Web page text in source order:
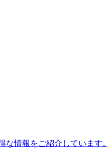
情報をご紹介しています。